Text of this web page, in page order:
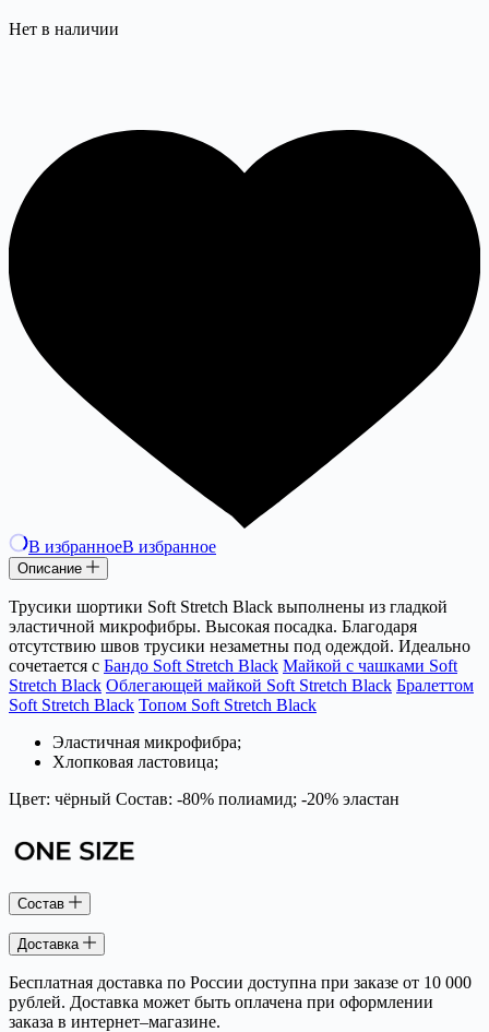
Нет в наличии
В избранноеВ избранное
Описание
Трусики шортики Soft Stretch Black выполнены из гладкой
эластичной микрофибры. Высокая посадка. Благодаря
отсутствию швов трусики незаметны под одеждой. Идеально
сочетается с Бандо Soft Stretch Black Майкой с чашками Soft
Stretch Black Облегающей майкой Soft Stretch Black Бралеттом
Soft Stretch Black Топом Soft Stretch Black
Эластичная микрофибра;
Хлопковая ластовица;
Цвет: чёрный Состав: -80% полиамид; -20% эластан
Состав
Доставка
Бесплатная доставка по России доступна при заказе от 10 000
рублей. Доставка может быть оплачена при оформлении
заказа в интернет–магазине.